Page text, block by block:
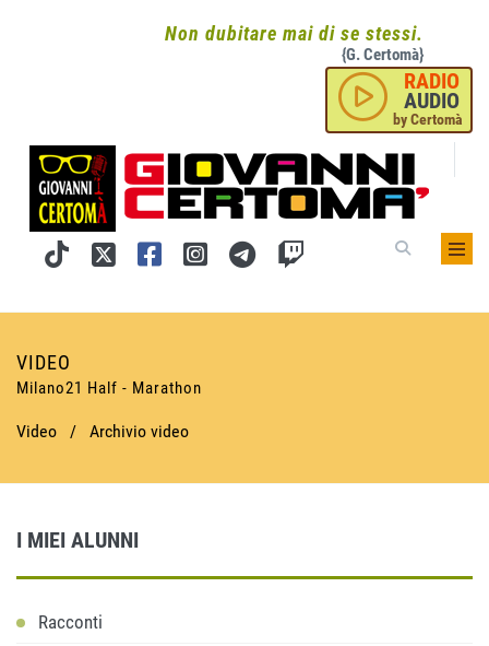
Non dubitare mai di se stessi.
{G. Certomà}
RADIO
AUDIO
by Certomà
VIDEO
Milano21 Half - Marathon
Video / Archivio video
I MIEI ALUNNI
Racconti